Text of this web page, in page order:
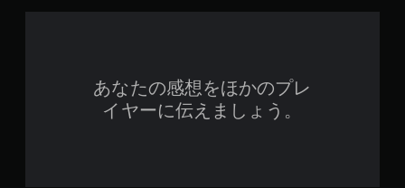
あなたの感想をほかのプレ
イヤーに伝えましょう。